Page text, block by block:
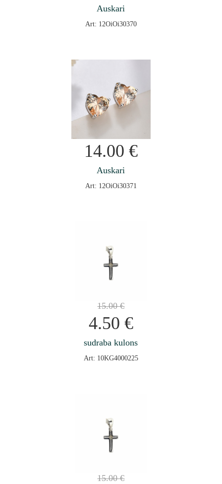
Auskari
Art: 12OiOi30370
14.00 €
Auskari
Art: 12OiOi30371
15.00€
4.50 €
sudraba kulons
Art: 10KG4000225
15.00€